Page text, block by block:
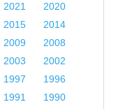
2021
2020
2015
2014
2009
2008
2003
2002
1997
1996
1991
1990